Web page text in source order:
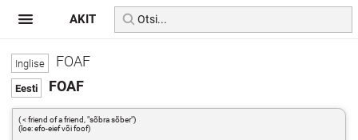
FOAF
FOAF
( < friend of a friend, "sõbra sõber")
(loe: efo-eief või foof)
AKIT